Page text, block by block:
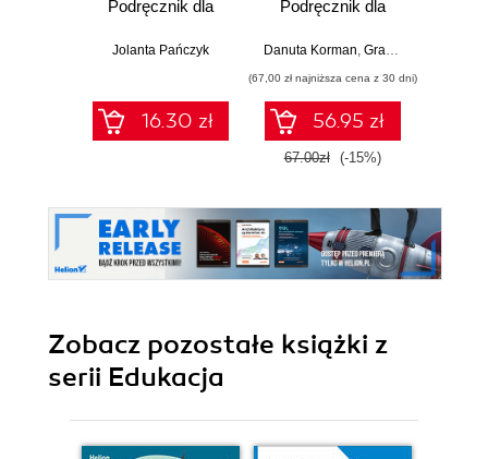
Podręcznik dla
podstawowej.
Jolanta Pańczyk
16.30 zł
Podręcznik dla
ponadpodstawowych.
podstawowy.
Część 2 (wydanie
z numerem
dopuszczenia)
Danuta Korman, Grażyna Szabłowicz-Zawadzka
(67,00 zł najniższa cena z 30 dni)
56.95 zł
67.00zł (-15%)
Zobacz pozostałe książki z
serii Edukacja